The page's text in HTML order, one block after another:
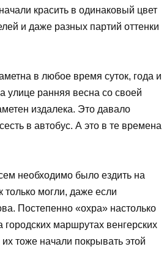
красить в одинаковый цвет
и даже разных партий оттенки
в любое время суток, года и
улице ранняя весна со своей
издалека. Это давало
в автобус. А это в те времена
необходимо было ездить на
только могли, даже если
Постепенно «охра» настолько
маршрутах венгерских
тоже начали покрывать этой